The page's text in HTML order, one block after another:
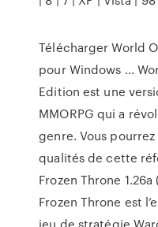
Télécharger World
pour Windows ...
Edition est une
MMORPG qui a
genre. Vous
qualités de cette
Frozen Throne
Frozen Throne est
jeu de stratégie